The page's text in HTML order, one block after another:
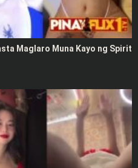
Maglaro Muna Kayo ng Spirit